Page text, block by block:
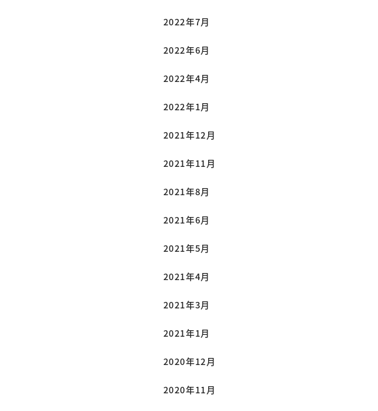
2022年7月
2022年6月
2022年4月
2022年1月
2021年12月
2021年11月
2021年8月
2021年6月
2021年5月
2021年4月
2021年3月
2021年1月
2020年12月
2020年11月